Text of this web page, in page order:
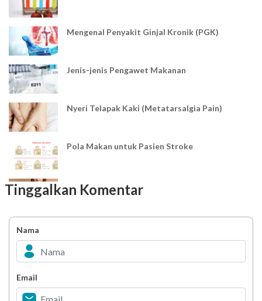
Mengenal Penyakit Ginjal Kronik (PGK)
Jenis-jenis Pengawet Makanan
Nyeri Telapak Kaki (Metatarsalgia Pain)
Pola Makan untuk Pasien Stroke
Pola Makan Penderita Diare
Impaksi Gigi
Tinggalkan Komentar
Nama
Email